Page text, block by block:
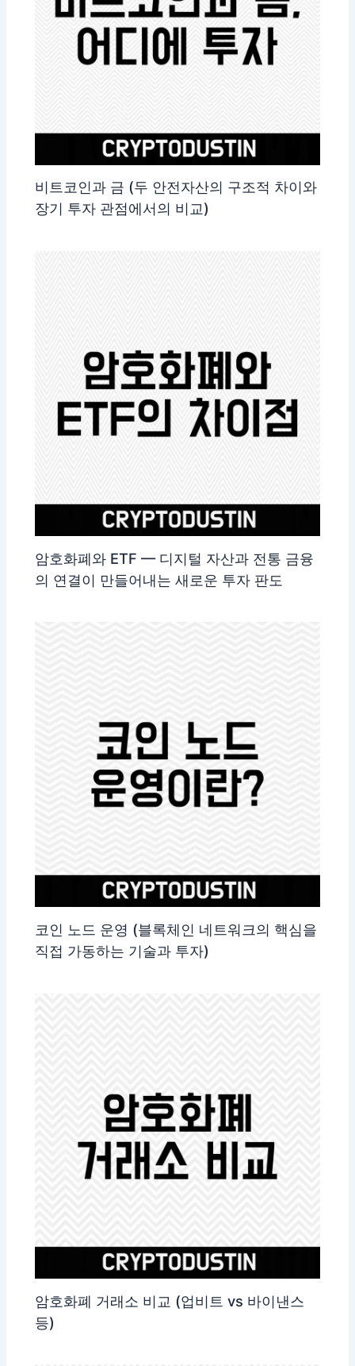
비트코인과 금 (두 안전자산의 구조적 차이와
장기 투자 관점에서의 비교)
암호화폐와 ETF — 디지털 자산과 전통 금융
의 연결이 만들어내는 새로운 투자 판도
코인 노드 운영 (블록체인 네트워크의 핵심을
직접 가동하는 기술과 투자)
암호화폐 거래소 비교 (업비트 vs 바이낸스
등)